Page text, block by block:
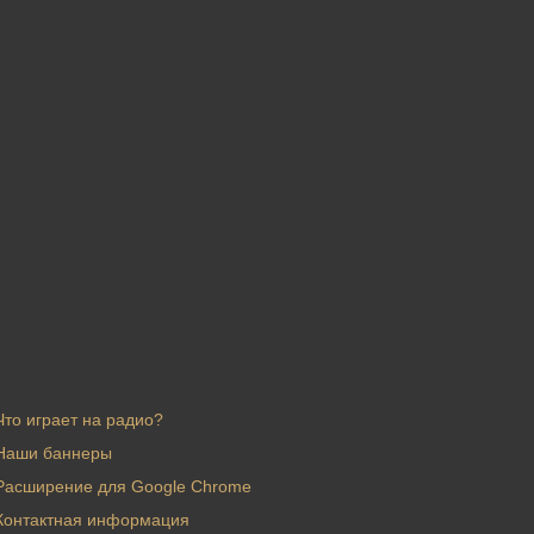
играет на радио?
баннеры
для Google Chrome
информация